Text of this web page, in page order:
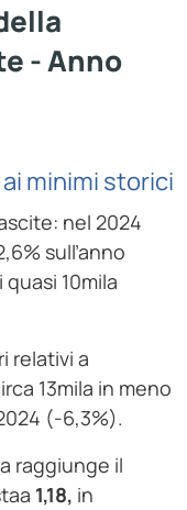
- Anno
minimi storici
nel 2024
sull’anno
10mila
relativi a
13mila in meno
(-6,3%).
raggiunge il
1,18, in